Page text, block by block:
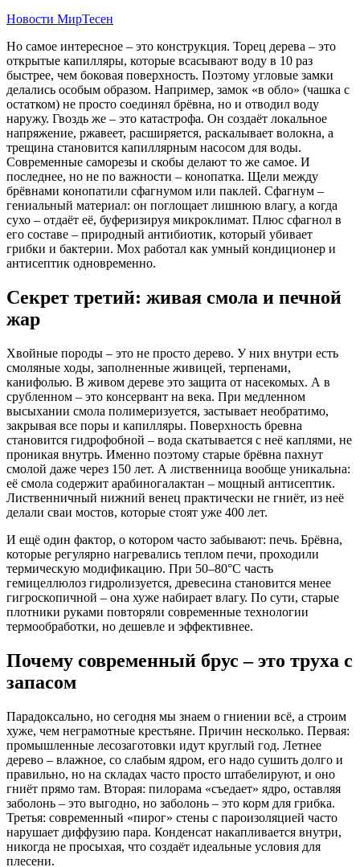
Новости МирТесен
Но самое интересное – это конструкция. Торец дерева – это
открытые капилляры, которые всасывают воду в 10 раз
быстрее, чем боковая поверхность. Поэтому угловые замки
делались особым образом. Например, замок «в обло» (чашка с
остатком) не просто соединял брёвна, но и отводил воду
наружу. Гвоздь же – это катастрофа. Он создаёт локальное
напряжение, ржавеет, расширяется, раскалывает волокна, а
трещина становится капиллярным насосом для воды.
Современные саморезы и скобы делают то же самое. И
последнее, но не по важности – конопатка. Щели между
брёвнами конопатили сфагнумом или паклей. Сфагнум –
гениальный материал: он поглощает лишнюю влагу, а когда
сухо – отдаёт её, буферизируя микроклимат. Плюс сфагнол в
его составе – природный антибиотик, который убивает
грибки и бактерии. Мох работал как умный кондиционер и
антисептик одновременно.
Секрет третий: живая смола и печной
жар
Хвойные породы – это не просто дерево. У них внутри есть
смоляные ходы, заполненные живицей, терпенами,
канифолью. В живом дереве это защита от насекомых. А в
срубленном – это консервант на века. При медленном
высыхании смола полимеризуется, застывает необратимо,
закрывая все поры и капилляры. Поверхность бревна
становится гидрофобной – вода скатывается с неё каплями, не
проникая внутрь. Именно поэтому старые брёвна пахнут
смолой даже через 150 лет. А лиственница вообще уникальна:
её смола содержит арабиногалактан – мощный антисептик.
Лиственничный нижний венец практически не гниёт, из неё
делали сваи мостов, которые стоят уже 400 лет.
И ещё один фактор, о котором часто забывают: печь. Брёвна,
которые регулярно нагревались теплом печи, проходили
термическую модификацию. При 50–80°C часть
гемицеллюлоз гидролизуется, древесина становится менее
гигроскопичной – она хуже набирает влагу. По сути, старые
плотники руками повторяли современные технологии
термообработки, но дешевле и эффективнее.
Почему современный брус – это труха с
запасом
Парадоксально, но сегодня мы знаем о гниении всё, а строим
хуже, чем неграмотные крестьяне. Причин несколько. Первая:
промышленные лесозаготовки идут круглый год. Летнее
дерево – влажное, со слабым ядром, его надо сушить долго и
правильно, но на складах часто просто штабелируют, и оно
гниёт прямо там. Вторая: пилорама «съедает» ядро, оставляя
заболонь – это выгодно, но заболонь – это корм для грибка.
Третья: современный «пирог» стены с пароизоляцией часто
нарушает диффузию пара. Конденсат накапливается внутри,
никогда не просыхая, что создаёт идеальные условия для
плесени.